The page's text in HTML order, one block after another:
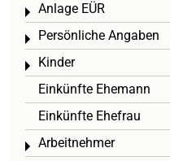
Anlage EÜR
Toggle menu
Persönliche Angaben
Toggle menu
Kinder
Toggle menu
Einkünfte Ehemann
Einkünfte Ehefrau
Arbeitnehmer
Toggle menu